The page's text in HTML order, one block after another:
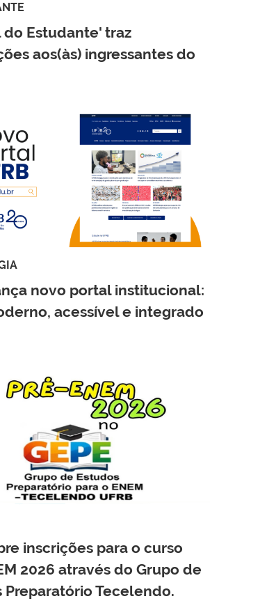
do Estudante' traz
aos(às) ingressantes do
novo portal institucional:
acessível e integrado
inscrições para o curso
2026 através do Grupo de
Preparatório Tecelendo.